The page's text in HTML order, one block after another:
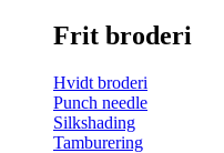
Frit broderi
Hvidt broderi
Punch needle
Silkshading
Tamburering